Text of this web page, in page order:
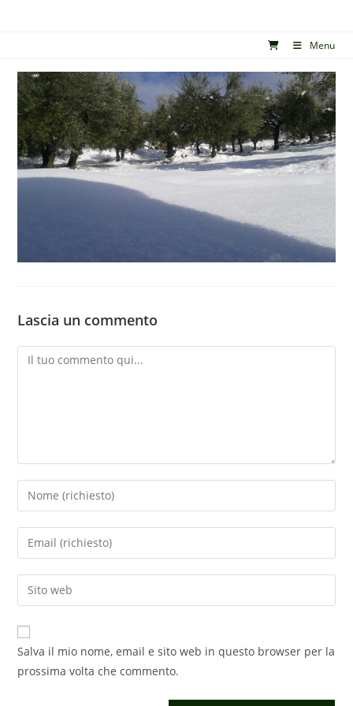
Menu
Lascia un commento
Commento
Inserisci
il
tuo
nome
nome
utente
per
commentare
Inserisci
il
tuo
indirizzo
per
commentare
Inserisci
l'URL
del
sito
(facoltativo)
Salva il mio nome, email e sito web in questo browser per la
prossima volta che commento.